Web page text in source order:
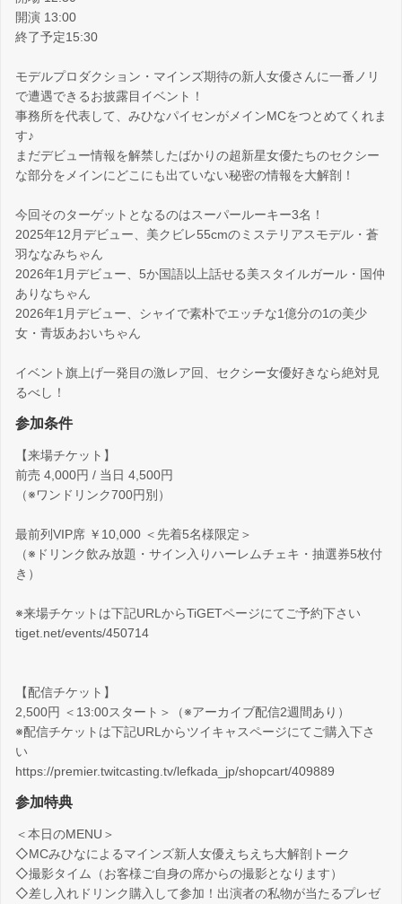
開演 13:00
終了予定15:30
モデルプロダクション・マインズ期待の新人女優さんに一番ノリ
で遭遇できるお披露目イベント！
事務所を代表して、みひなパイセンがメインMCをつとめてくれま
す♪
まだデビュー情報を解禁したばかりの超新星女優たちのセクシー
な部分をメインにどこにも出ていない秘密の情報を大解剖！
今回そのターゲットとなるのはスーパールーキー3名！
2025年12月デビュー、美クビレ55cmのミステリアスモデル・蒼
羽ななみちゃん
2026年1月デビュー、5か国語以上話せる美スタイルガール・国仲
ありなちゃん
2026年1月デビュー、シャイで素朴でエッチな1億分の1の美少
女・青坂あおいちゃん
イベント旗上げ一発目の激レア回、セクシー女優好きなら絶対見
るべし！
参加条件
【来場チケット】
前売 4,000円 / 当日 4,500円
（※ワンドリンク700円別）
最前列VIP席 ￥10,000 ＜先着5名様限定＞
（※ドリンク飲み放題・サイン入りハーレムチェキ・抽選券5枚付
き）
※来場チケットは下記URLからTiGETページにてご予約下さい
tiget.net/events/450714
【配信チケット】
2,500円 ＜13:00スタート＞（※アーカイブ配信2週間あり）
※配信チケットは下記URLからツイキャスページにてご購入下さ
い
https://premier.twitcasting.tv/lefkada_jp/shopcart/409889
参加特典
＜本日のMENU＞
◇MCみひなによるマインズ新人女優えちえち大解剖トーク
◇撮影タイム（お客様ご自身の席からの撮影となります）
◇差し入れドリンク購入して参加！出演者の私物が当たるプレゼ